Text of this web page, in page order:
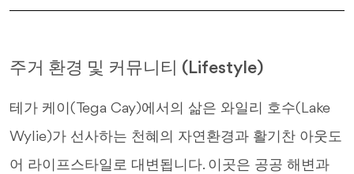
주거 환경 및 커뮤니티 (Lifestyle)
테가 케이(Tega Cay)에서의 삶은 와일리 호수(Lake
Wylie)가 선사하는 천혜의 자연환경과 활기찬 아웃도
어 라이프스타일로 대변됩니다. 이곳은 공공 해변과